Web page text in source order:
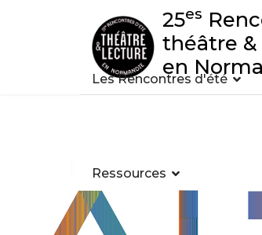
25es
théâtre
en
Les Rencontres d'été
Ressources